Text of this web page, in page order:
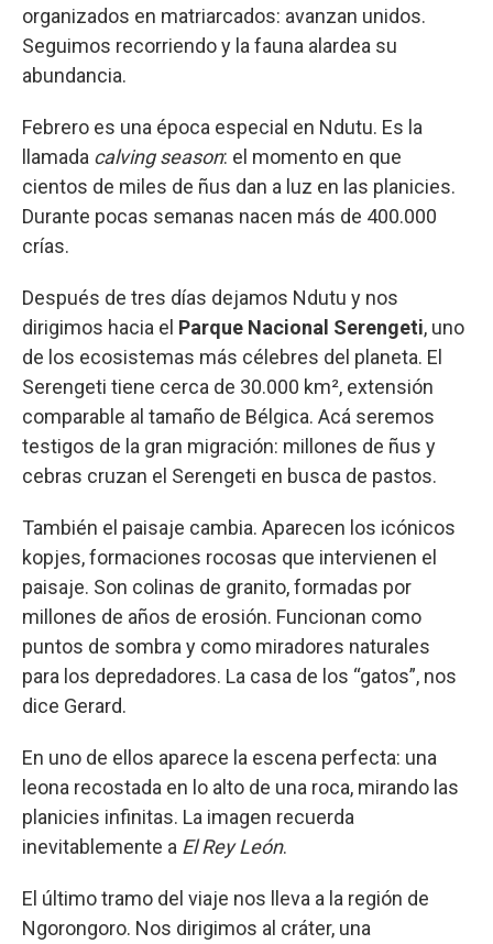
organizados en matriarcados: avanzan unidos.
Seguimos recorriendo y la fauna alardea su
abundancia.
Febrero es una época especial en Ndutu. Es la
llamada calving season: el momento en que
cientos de miles de ñus dan a luz en las planicies.
Durante pocas semanas nacen más de 400.000
crías.
Después de tres días dejamos Ndutu y nos
dirigimos hacia el Parque Nacional Serengeti, uno
de los ecosistemas más célebres del planeta. El
Serengeti tiene cerca de 30.000 km², extensión
comparable al tamaño de Bélgica. Acá seremos
testigos de la gran migración: millones de ñus y
cebras cruzan el Serengeti en busca de pastos.
También el paisaje cambia. Aparecen los icónicos
kopjes, formaciones rocosas que intervienen el
paisaje. Son colinas de granito, formadas por
millones de años de erosión. Funcionan como
puntos de sombra y como miradores naturales
para los depredadores. La casa de los “gatos”, nos
dice Gerard.
En uno de ellos aparece la escena perfecta: una
leona recostada en lo alto de una roca, mirando las
planicies infinitas. La imagen recuerda
inevitablemente a El Rey León.
El último tramo del viaje nos lleva a la región de
Ngorongoro. Nos dirigimos al cráter, una